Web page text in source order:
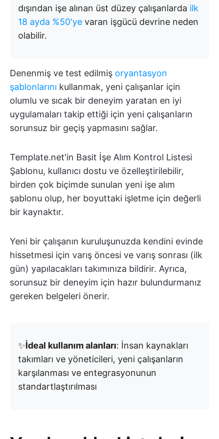
dışından işe alınan üst düzey çalışanlarda ilk
18 ayda %50'ye varan işgücü devrine neden
olabilir.
Denenmiş ve test edilmiş oryantasyon
şablonlarını kullanmak, yeni çalışanlar için
olumlu ve sıcak bir deneyim yaratan en iyi
uygulamaları takip ettiği için yeni çalışanların
sorunsuz bir geçiş yapmasını sağlar.
Template.net'in Basit İşe Alım Kontrol Listesi
Şablonu, kullanıcı dostu ve özelleştirilebilir,
birden çok biçimde sunulan yeni işe alım
şablonu olup, her boyuttaki işletme için değerli
bir kaynaktır.
Yeni bir çalışanın kuruluşunuzda kendini evinde
hissetmesi için varış öncesi ve varış sonrası (ilk
gün) yapılacakları takımınıza bildirir. Ayrıca,
sorunsuz bir deneyim için hazır bulundurmanız
gereken belgeleri önerir.
✨İdeal kullanım alanları: İnsan kaynakları
takımları ve yöneticileri, yeni çalışanların
karşılanması ve entegrasyonunun
standartlaştırılması